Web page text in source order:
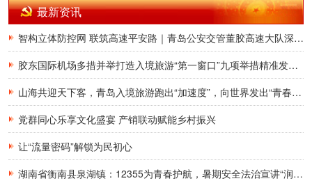
最新资讯
智构立体防控网 联筑高速平安路｜青岛公安交管董胶高速大队深耕交通治理提质增效
胶东国际机场多措并举打造入境旅游“第一窗口”九项举措精准发力，助力青岛建设国际滨海旅游度假胜地
山海共迎天下客，青岛入境旅游跑出“加速度”，向世界发出“青春之约”
党群同心乐享文化盛宴 产销联动赋能乡村振兴
让“流量密码”解锁为民初心
湖南省衡南县泉湖镇：12355为青春护航，暑期安全法治宣讲“润”童心